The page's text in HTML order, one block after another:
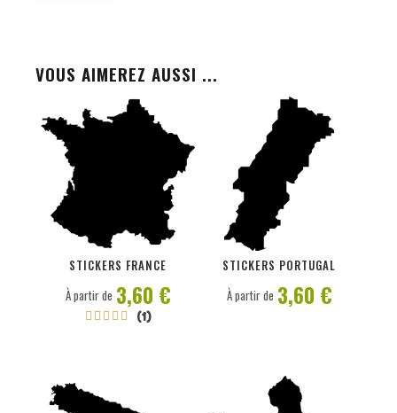
VOUS AIMEREZ AUSSI ...
STICKERS FRANCE
     (1)
PERSONNALISER
À partir de 3,60 €
STICKERS PORTUGAL
PERSONNALISER
À partir de 3,60 €